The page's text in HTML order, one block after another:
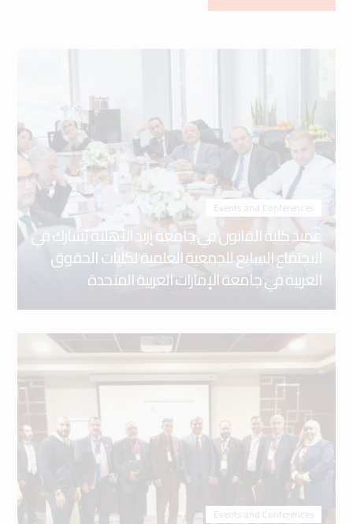
Events and Conferences
عميد كلية القانون في جامعة إربد الأهلية يُشارك في
الاجتماع السابع للجمعية العلمية لكليات الحقوق
العربية في جامعة الإمارات العربية المتحدة
Events and Conferences